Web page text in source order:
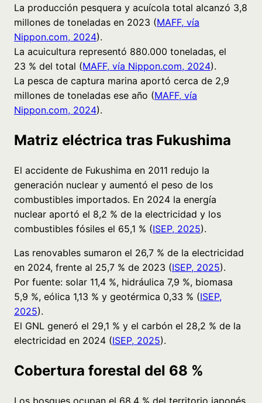
La producción pesquera y acuícola total alcanzó 3,8
millones de toneladas en 2023 (MAFF, vía
Nippon.com, 2024).
La acuicultura representó 880.000 toneladas, el
23 % del total (MAFF, vía Nippon.com, 2024).
La pesca de captura marina aportó cerca de 2,9
millones de toneladas ese año (MAFF, vía
Nippon.com, 2024).
Matriz eléctrica tras Fukushima
El accidente de Fukushima en 2011 redujo la
generación nuclear y aumentó el peso de los
combustibles importados. En 2024 la energía
nuclear aportó el 8,2 % de la electricidad y los
combustibles fósiles el 65,1 % (ISEP, 2025).
Las renovables sumaron el 26,7 % de la electricidad
en 2024, frente al 25,7 % de 2023 (ISEP, 2025).
Por fuente: solar 11,4 %, hidráulica 7,9 %, biomasa
5,9 %, eólica 1,13 % y geotérmica 0,33 % (ISEP,
2025).
El GNL generó el 29,1 % y el carbón el 28,2 % de la
electricidad en 2024 (ISEP, 2025).
Cobertura forestal del 68 %